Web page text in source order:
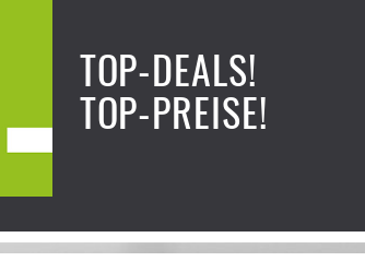
TOP-DEALS!
TOP-PREISE!